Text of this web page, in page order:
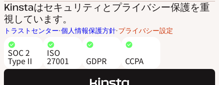
Kinstaはセキュリティとプライバシー保護を重
視しています。
トラストセンター 個人情報保護方針 プライバシー設定
SOC 2
Type II
ISO
27001 GDPR CCPA